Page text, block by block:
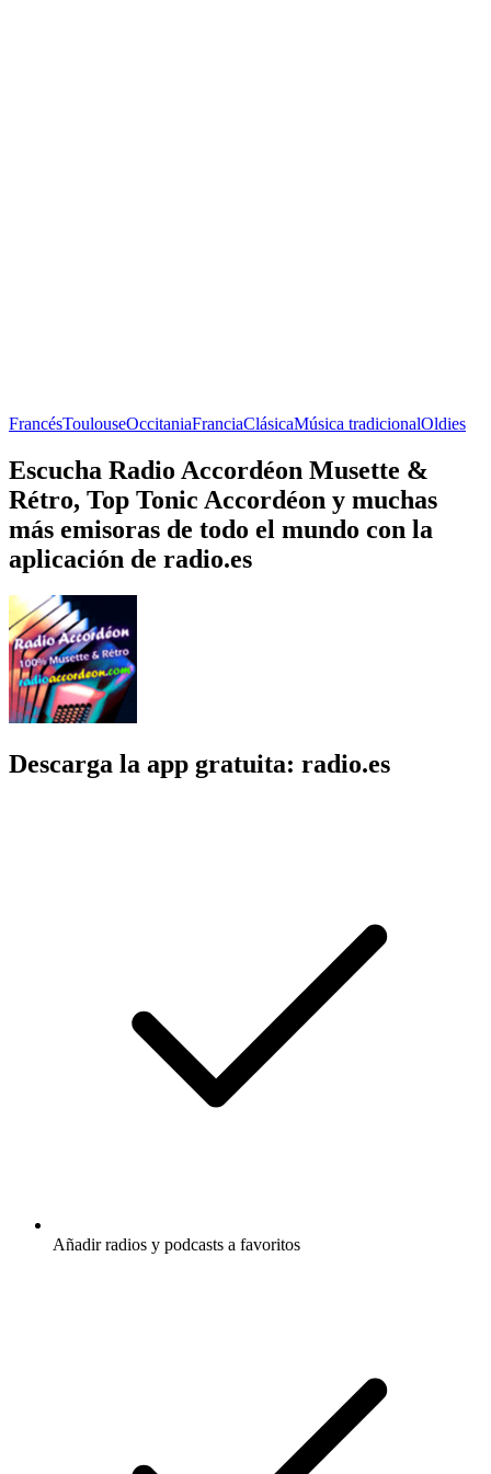
FrancésToulouseOccitaniaFranciaClásicaMúsica tradicionalOldies
Escucha Radio Accordéon Musette &
Rétro, Top Tonic Accordéon y muchas
más emisoras de todo el mundo con la
aplicación de radio.es
Descarga la app gratuita: radio.es
Añadir radios y podcasts a favoritos